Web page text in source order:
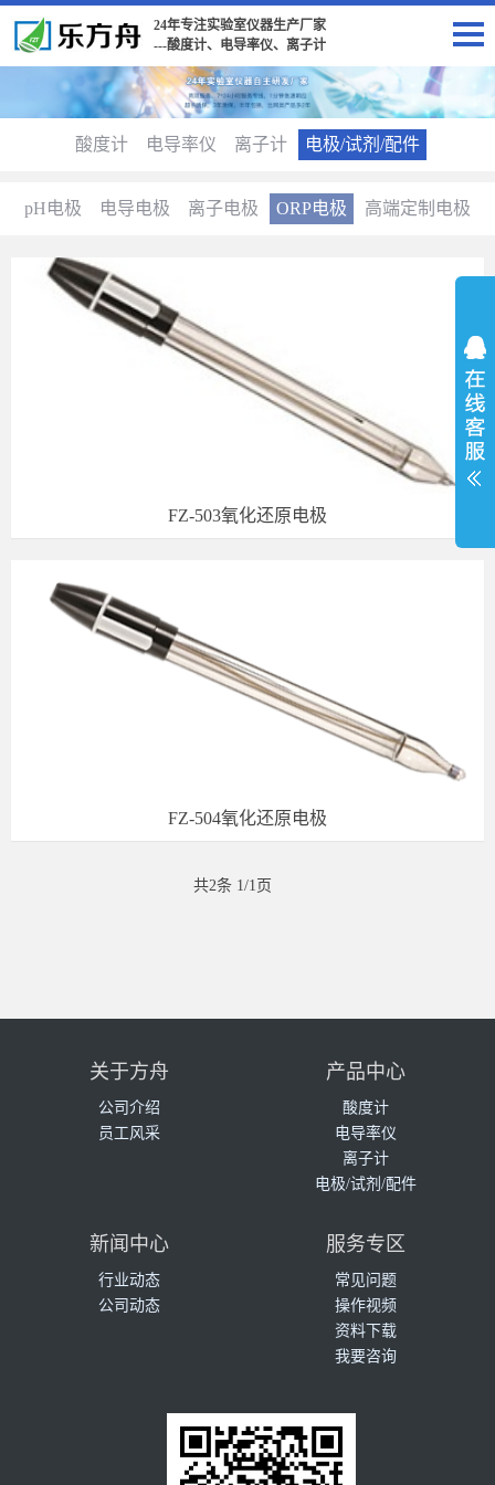
24年专注实验室仪器生产厂家
---酸度计、电导率仪、离子计
酸度计 电导率仪 离子计 电极/试剂/配件
pH电极 电导电极 离子电极 ORP电极 高端定制电极
FZ-503氧化还原电极
FZ-504氧化还原电极
共2条 1/1页
关于方舟
公司介绍
员工风采
产品中心
酸度计
电导率仪
离子计
电极/试剂/配件
新闻中心
行业动态
公司动态
服务专区
常见问题
操作视频
资料下载
我要咨询